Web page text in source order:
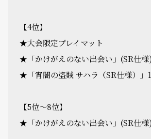
【4位】
★大会限定プレイマット
★「かけがえのない出会い」(SR仕様)
★「宵闇の盗賊 サハラ（SR仕様）」
【5位～8位】
★「かけがえのない出会い」(SR仕様)